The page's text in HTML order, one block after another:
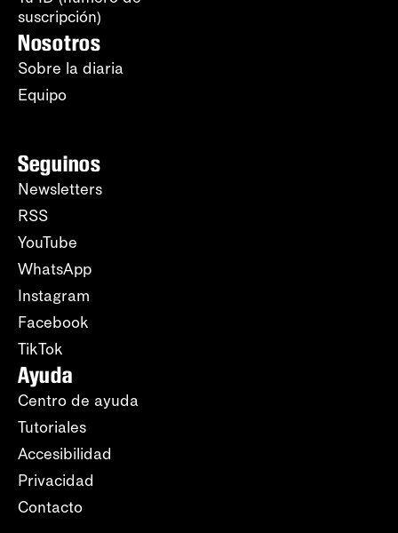
suscripción)
Nosotros
Sobre la diaria
Equipo
Seguinos
Newsletters
RSS
YouTube
WhatsApp
Instagram
Facebook
TikTok
Ayuda
Centro de ayuda
Tutoriales
Accesibilidad
Privacidad
Contacto